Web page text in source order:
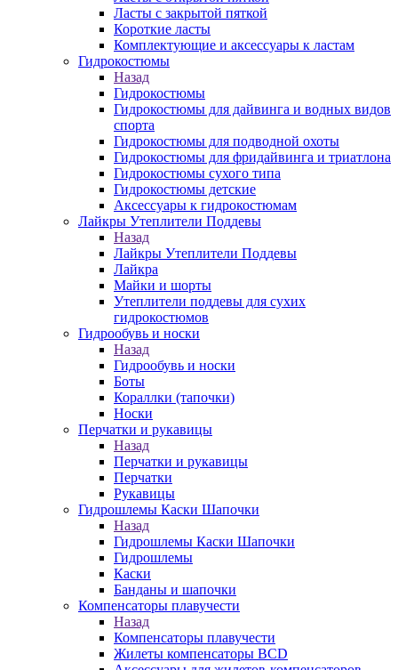
Ласты с закрытой пяткой
Короткие ласты
Комплектующие и аксессуары к ластам
Гидрокостюмы
Назад
Гидрокостюмы
Гидрокостюмы для дайвинга и водных видов
спорта
Гидрокостюмы для подводной охоты
Гидрокостюмы для фридайвинга и триатлона
Гидрокостюмы сухого типа
Гидрокостюмы детские
Аксессуары к гидрокостюмам
Лайкры Утеплители Поддевы
Назад
Лайкры Утеплители Поддевы
Лайкра
Майки и шорты
Утеплители поддевы для сухих
гидрокостюмов
Гидрообувь и носки
Назад
Гидрообувь и носки
Боты
Кораллки (тапочки)
Носки
Перчатки и рукавицы
Назад
Перчатки и рукавицы
Перчатки
Рукавицы
Гидрошлемы Каски Шапочки
Назад
Гидрошлемы Каски Шапочки
Гидрошлемы
Каски
Банданы и шапочки
Компенсаторы плавучести
Назад
Компенсаторы плавучести
Жилеты компенсаторы BCD